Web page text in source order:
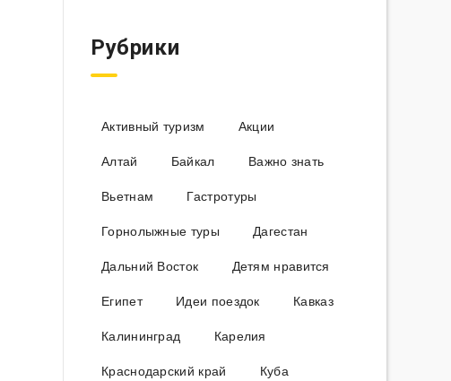
Рубрики
Активный туризм
Акции
Алтай
Байкал
Важно знать
Вьетнам
Гастротуры
Горнолыжные туры
Дагестан
Дальний Восток
Детям нравится
Египет
Идеи поездок
Кавказ
Калининград
Карелия
Краснодарский край
Куба